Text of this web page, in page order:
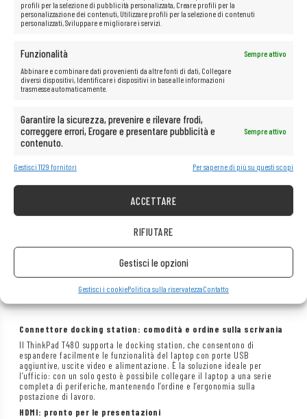
profili per la selezione di pubblicità personalizzata, Creare profili per la
personalizzazione dei contenuti, Utilizzare profili per la selezione di contenuti
personalizzati, Sviluppare e migliorare i servizi.
Funzionalità
Sempre attivo
Abbinare e combinare dati provenienti da altre fonti di dati, Collegare
diversi dispositivi, Identificare i dispositivi in base alle informazioni
trasmesse automaticamente.
Garantire la sicurezza, prevenire e rilevare frodi,
correggere errori, Erogare e presentare pubblicità e
contenuto.
Sempre attivo
Gestisci 1129 fornitori Per saperne di più su questi scopi
ACCETTARE
RIFIUTARE
Gestisci le opzioni
Gestisci i cookiePolitica sulla riservatezzaContatto
Connettore docking station: comodità e ordine sulla scrivania
Il ThinkPad T480 supporta le docking station, che consentono di
espandere facilmente le funzionalità del laptop con porte USB
aggiuntive, uscite video e alimentazione. È la soluzione ideale per
l’ufficio: con un solo gesto è possibile collegare il laptop a una serie
completa di periferiche, mantenendo l’ordine e l’ergonomia sulla
postazione di lavoro.
HDMI: pronto per le presentazioni